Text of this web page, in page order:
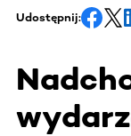
Udostępnij: